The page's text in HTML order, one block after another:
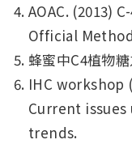
AOAC. (2013)
Official
蜂蜜中C4植物
IHC workshop
Current
trends.